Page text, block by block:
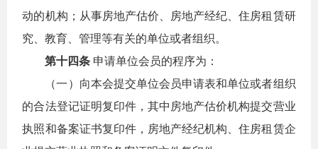
动的机构；从事房地产估价、房地产经纪、住房租赁研
究、教育、管理等有关的单位或者组织。
第十四条 申请单位会员的程序为：
（一）向本会提交单位会员申请表和单位或者组织
的合法登记证明复印件，其中房地产估价机构提交营业
执照和备案证书复印件，房地产经纪机构、住房租赁企